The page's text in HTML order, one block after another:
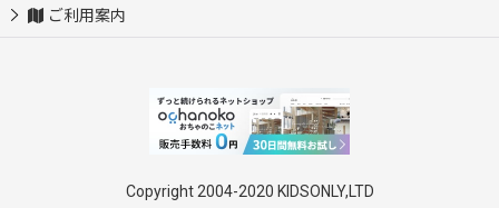
マーカー＆台座
ネームプレート
ご利用案内
Copyright 2004-2020 KIDSONLY,LTD